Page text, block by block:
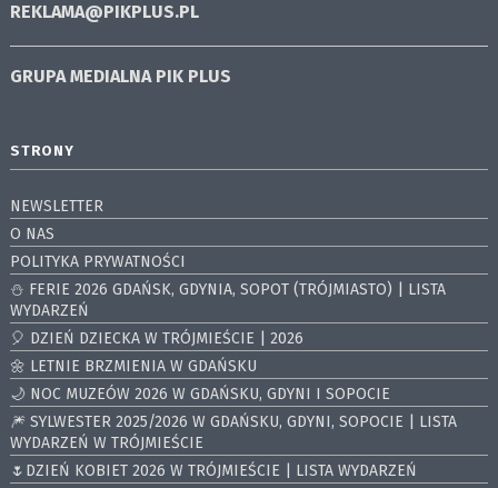
REKLAMA@PIKPLUS.PL
GRUPA MEDIALNA PIK PLUS
STRONY
NEWSLETTER
O NAS
POLITYKA PRYWATNOŚCI
⛄️ FERIE 2026 GDAŃSK, GDYNIA, SOPOT (TRÓJMIASTO) | LISTA
WYDARZEŃ
🎈 DZIEŃ DZIECKA W TRÓJMIEŚCIE | 2026
🌼 LETNIE BRZMIENIA W GDAŃSKU
🌙 NOC MUZEÓW 2026 W GDAŃSKU, GDYNI I SOPOCIE
🎆 SYLWESTER 2025/2026 W GDAŃSKU, GDYNI, SOPOCIE | LISTA
WYDARZEŃ W TRÓJMIEŚCIE
🌷DZIEŃ KOBIET 2026 W TRÓJMIEŚCIE | LISTA WYDARZEŃ